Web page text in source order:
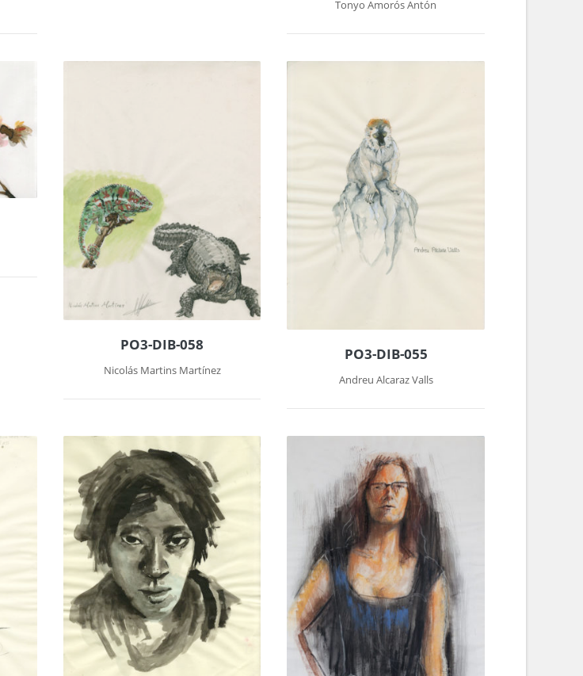
Tonyo Amorós Antón
PO3-DIB-058
Nicolás Martins Martínez
PO3-DIB-055
Andreu Alcaraz Valls